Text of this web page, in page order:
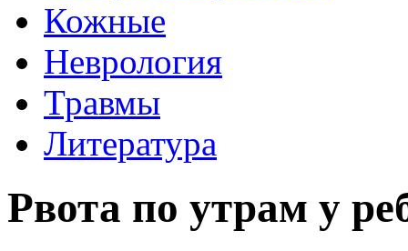
Кожные
Неврология
Травмы
Литература
Рвота по утрам у